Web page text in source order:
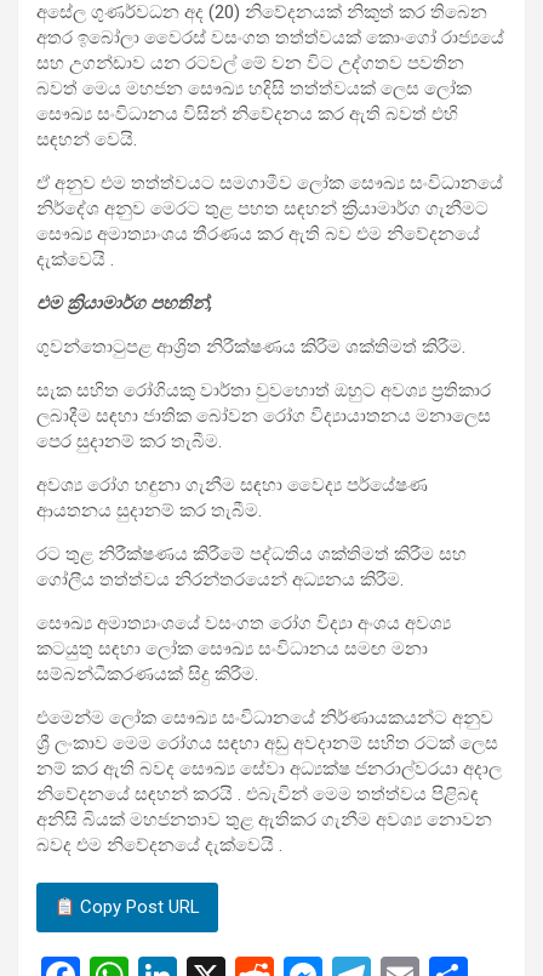
අසේල ගුණර්වධන අද (20) නිවේදනයක් නිකුත් කර තිබෙන
අතර ඉබෝලා වෛරස් වසංගත තත්ත්වයක් කොංගෝ රාජ්‍යයේ
සහ උගන්ඩාව යන රටවල් මේ වන විට උද්ගතව පවතින
බවත් මෙය මහජන සෞඛ්‍ය හදිසි තත්ත්වයක් ලෙස ලෝක
සෞඛ්‍ය සංවිධානය විසින් නිවේදනය කර ඇති බවත් එහි
සඳහන් වෙයි.
ඒ අනුව එම තත්ත්වයට සමගාමීව ලෝක සෞඛ්‍ය සංවිධානයේ
නිර්දේශ අනුව මෙරට තුළ පහත සඳහන් ක්‍රියාමාර්ග ගැනීමට
සෞඛ්‍ය අමාත්‍යාංශය තීරණය කර ඇති බව එම නිවේදනයේ
දැක්වෙයි .
එම ක්‍රියාමාර්ග පහතින්,
ගුවන්තොටුපළ ආශ්‍රිත නිරීක්ෂණය කිරීම ශක්තිමත් කිරීම.
සැක සහිත රෝගියකු වාර්තා වුවහොත් ඔහුට අවශ්‍ය ප්‍රතිකාර
ලබාදීම සඳහා ජාතික බෝවන රෝග විද්‍යායාතනය මනාලෙස
පෙර සුදානම් කර තැබීම.
අවශ්‍ය රෝග හඳුනා ගැනීම සඳහා වෛද්‍ය පර්යේෂණ
ආයතනය සුදානම් කර තැබීම.
රට තුළ නිරීක්ෂණය කිරීමේ පද්ධතිය ශක්තිමත් කිරීම සහ
ගෝලීය තත්ත්වය නිරන්තරයෙන් අධ්‍යනය කිරීම.
සෞඛ්‍ය අමාත්‍යාංශයේ වසංගත රෝග විද්‍යා අංශය අවශ්‍ය
කටයුතු සඳහා ලෝක සෞඛ්‍ය සංවිධානය සමඟ මනා
සම්බන්ධීකරණයක් සිදු කිරීම.
එමෙන්ම ලෝක සෞඛ්‍ය සංවිධානයේ නිර්ණායකයන්ට අනුව
ශ්‍රී ලංකාව මෙම රෝගය සඳහා අඩු අවදානම් සහිත රටක් ලෙස
නම් කර ඇති බවද සෞඛ්‍ය සේවා අධ්‍යක්ෂ ජනරාල්වරයා අදාල
නිවේදනයේ සඳහන් කරයි . එබැවින් මෙම තත්ත්වය පිළිබඳ
අනිසි බියක් මහජනතාව තුළ ඇතිකර ගැනීම අවශ්‍ය නොවන
බවද එම නිවේදනයේ දැක්වෙයි .
Copy Post URL